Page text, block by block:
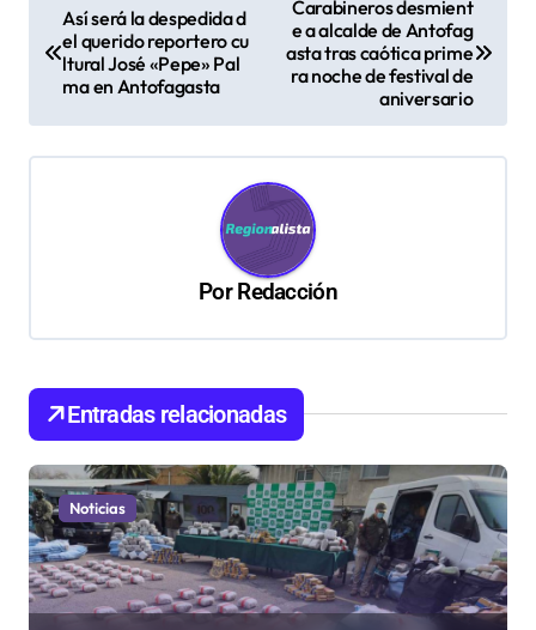
e
g
d
e
e
n
t
r
Así será la despedida d
el querido reportero cu
ltural José «Pepe» Pal
ma en Antofagasta
Carabineros desmient
e a alcalde de Antofag
asta tras caótica prime
ra noche de festival de
aniversario
PorRedacción
Entradas relacionadas
Noticias